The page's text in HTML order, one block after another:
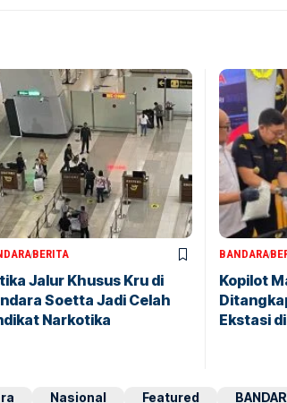
BERITA
Jalur Khusus Kru di
Soetta Jadi Celah
Narkotika
BANDARA
Kopilot
Ekstasi
Nasional Featured